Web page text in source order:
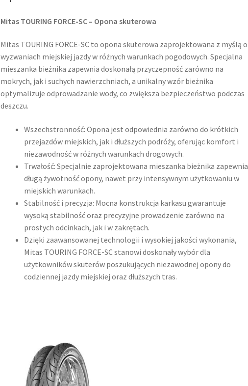
Mitas TOURING FORCE-SC – Opona skuterowa
Mitas TOURING FORCE-SC to opona skuterowa zaprojektowana z myślą o
wyzwaniach miejskiej jazdy w różnych warunkach pogodowych. Specjalna
mieszanka bieżnika zapewnia doskonałą przyczepność zarówno na
mokrych, jak i suchych nawierzchniach, a unikalny wzór bieżnika
optymalizuje odprowadzanie wody, co zwiększa bezpieczeństwo podczas
deszczu.
Wszechstronność: Opona jest odpowiednia zarówno do krótkich
przejazdów miejskich, jak i dłuższych podróży, oferując komfort i
niezawodność w różnych warunkach drogowych.
Trwałość: Specjalnie zaprojektowana mieszanka bieżnika zapewnia
długą żywotność opony, nawet przy intensywnym użytkowaniu w
miejskich warunkach.
Stabilność i precyzja: Mocna konstrukcja karkasu gwarantuje
wysoką stabilność oraz precyzyjne prowadzenie zarówno na
prostych odcinkach, jak i w zakrętach.
Dzięki zaawansowanej technologii i wysokiej jakości wykonania,
Mitas TOURING FORCE-SC stanowi doskonały wybór dla
użytkowników skuterów poszukujących niezawodnej opony do
codziennej jazdy miejskiej oraz dłuższych tras.​